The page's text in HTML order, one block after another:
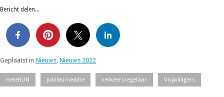
Bericht delen...
Geplaatst in Nieuws Nieuws 2022
HeteRUN jubileumeditie verkeersregelaar Vrijwilligers